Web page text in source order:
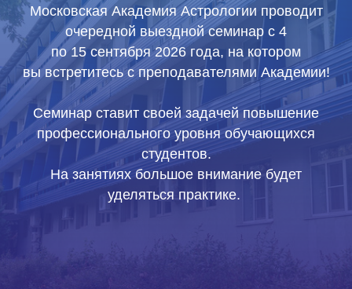
Московская Академия Астрологии проводит
очередной выездной семинар с 4
по 15 сентября 2026 года, на котором
вы встретитесь с преподавателями Академии!
Семинар ставит своей задачей повышение
профессионального уровня обучающихся
студентов.
На занятиях большое внимание будет
уделяться практике.